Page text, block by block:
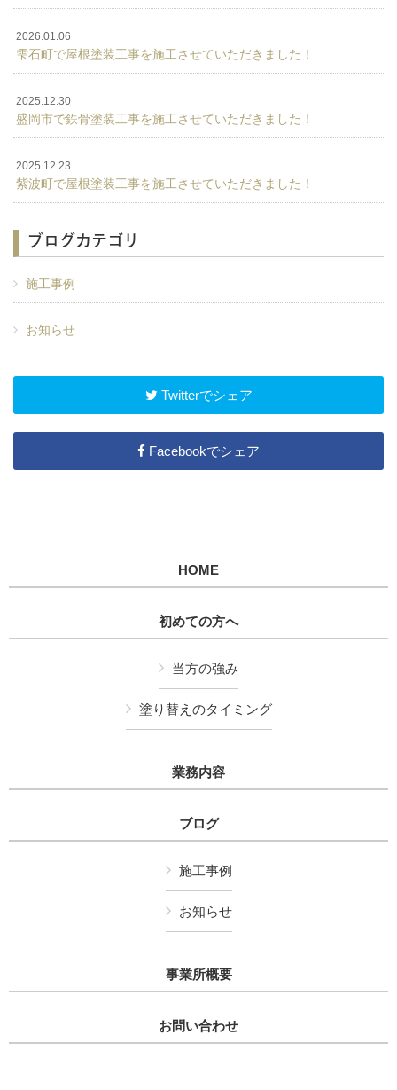
2026.01.06
雫石町で屋根塗装工事を施工させていただきました！
2025.12.30
盛岡市で鉄骨塗装工事を施工させていただきました！
2025.12.23
紫波町で屋根塗装工事を施工させていただきました！
ブログカテゴリ
施工事例
お知らせ
Twitterでシェア
Facebookでシェア
HOME
初めての方へ
当方の強み
塗り替えのタイミング
業務内容
ブログ
施工事例
お知らせ
事業所概要
お問い合わせ